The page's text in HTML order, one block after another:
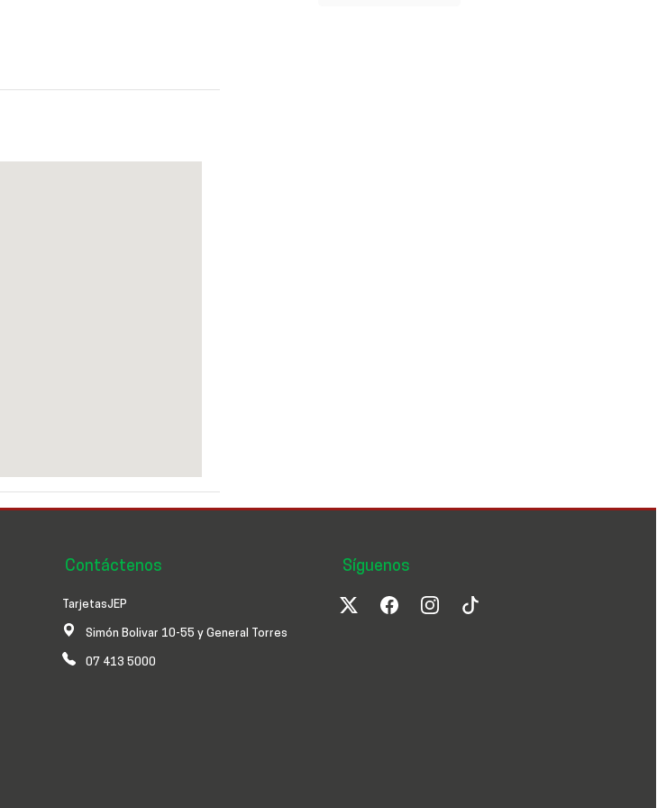
Contáctenos
TarjetasJEP
Simón Bolivar 10-55 y General Torres
07 413 5000
Síguenos